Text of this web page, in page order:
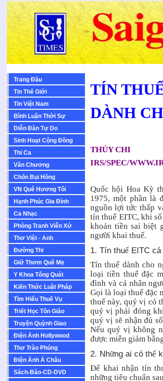
Trang Đầu
Tin Thế Giới
Tin Việt Nam
Bình Luận Thời Sự
Diễn Ðàn Tự Do
Sinh Hoạt Cộng Ðồng
Thi Ca
Văn Chương
Chốn Bụi Hồng
VN Quê Hương Tôi
Hạnh Phúc Gia Đình
Ca Nhạc
Phòng Tranh Viễn Xứ
Thơ Việt - Anh
Ðường Thi
Giữ Thơm Quê Mẹ
Y Khoa Tổng Quát
Kiến Thức Luật Pháp
Tìm Hiểu Thuế Vụ
Triết Học Tôn Giáo
Truyện Quỳnh Giao
Ðiện Ảnh Hollywood
Thơ Trào Phúng
Ðiện Ảnh Á Châu
Sách-Báo-CD-DVD
TÍN
DÀNH
THÚY CHI
IRS/SPEC/
Quốc hội Hoa Kỳ
1975, một phần là
nguồn lợi tức thấp
tín thuế EITC, khi
khoản tiền sai biệt
người khai thuế.
1. Tín thuế EITC
Tín thuế dành cho
loại tiền thuế đặc
đình và cá nhân
Gọi là loại thuế đặc
thuế này, quý vị có
quý vị phải đóng
quý vị sẽ nhận đủ
Nếu quý vị không
được miễn giảm
2. Những ai có thể
Để khai nhận tín
những tiêu chuẩn